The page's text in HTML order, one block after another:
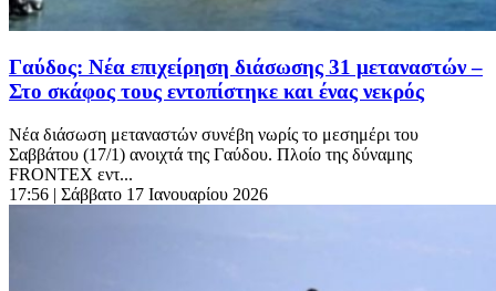
Γαύδος: Νέα επιχείρηση διάσωσης 31 μεταναστών –
Στο σκάφος τους εντοπίστηκε και ένας νεκρός
Νέα διάσωση μεταναστών συνέβη νωρίς το μεσημέρι του
Σαββάτου (17/1) ανοιχτά της Γαύδου. Πλοίο της δύναμης
FRONTEX εντ...
17:56 | Σάββατο 17 Ιανουαρίου 2026